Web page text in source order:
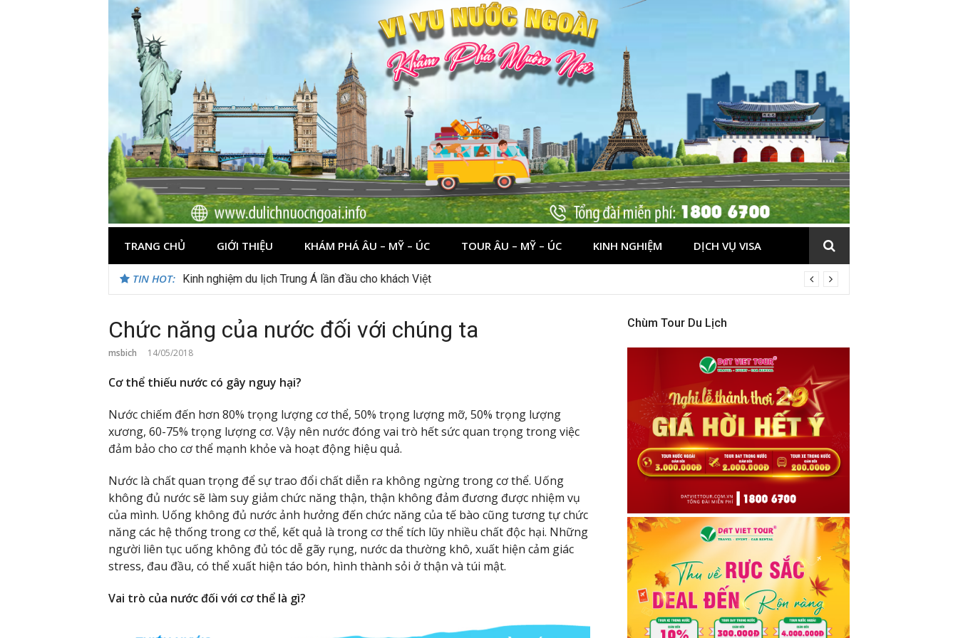
TRANG CHỦ GIỚI THIỆU KHÁM PHÁ ÂU – MỸ – ÚC TOUR ÂU – MỸ – ÚC KINH NGHIỆM DỊCH VỤ VISA
TIN HOT: Du lịch Maldives – Lần đầu nên đi đâu, chơi gì?
Chức năng của nước đối với chúng ta
msbich 14/05/2018
Cơ thể thiếu nước có gây nguy hại?
Nước chiếm đến hơn 80% trọng lượng cơ thể, 50% trọng lượng mỡ, 50% trọng lượng
xương, 60-75% trọng lượng cơ. Vậy nên nước đóng vai trò hết sức quan trọng trong việc
đảm bảo cho cơ thể mạnh khỏe và hoạt động hiệu quả.
Nước là chất quan trọng để sự trao đổi chất diễn ra không ngừng trong cơ thể. Uống
không đủ nước sẽ làm suy giảm chức năng thận, thận không đảm đương được nhiệm vụ
của mình. Uống không đủ nước ảnh hưởng đến chức năng của tế bào cũng tương tự chức
năng các hệ thống trong cơ thể, kết quả là trong cơ thể tích lũy nhiều chất độc hại. Những
người liên tục uống không đủ tóc dễ gãy rụng, nước da thường khô, xuất hiện cảm giác
stress, đau đầu, có thể xuất hiện táo bón, hình thành sỏi ở thận và túi mật.
Vai trò của nước đối với cơ thể là gì?
Chùm Tour Du Lịch